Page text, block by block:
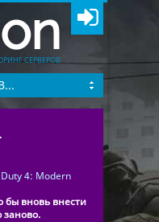
on
СЕРВЕРОВ
4: Modern
бы вновь внести
заново.